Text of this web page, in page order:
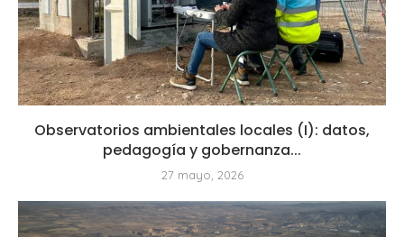
Observatorios ambientales locales (I): datos,
pedagogía y gobernanza...
27 mayo, 2026